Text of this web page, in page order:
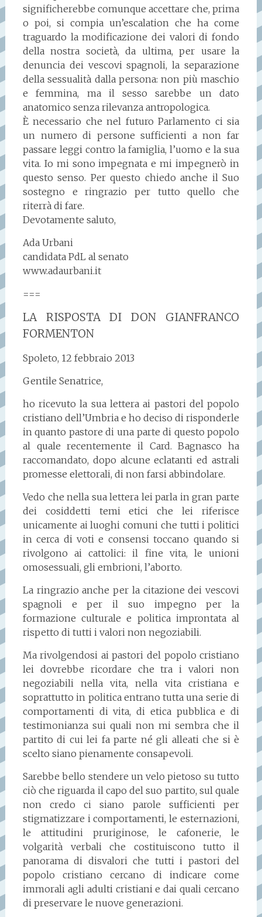
significherebbe comunque accettare che, prima
o poi, si compia un’escalation che ha come
traguardo la modificazione dei valori di fondo
della nostra società, da ultima, per usare la
denuncia dei vescovi spagnoli, la separazione
della sessualità dalla persona: non più maschio
e femmina, ma il sesso sarebbe un dato
anatomico senza rilevanza antropologica.
È necessario che nel futuro Parlamento ci sia
un numero di persone sufficienti a non far
passare leggi contro la famiglia, l’uomo e la sua
vita. Io mi sono impegnata e mi impegnerò in
questo senso. Per questo chiedo anche il Suo
sostegno e ringrazio per tutto quello che
riterrà di fare.
Devotamente saluto,
Ada Urbani
candidata PdL al senato
www.adaurbani.it
===
LA RISPOSTA DI DON GIANFRANCO
FORMENTON
Spoleto, 12 febbraio 2013
Gentile Senatrice,
ho ricevuto la sua lettera ai pastori del popolo
cristiano dell’Umbria e ho deciso di risponderle
in quanto pastore di una parte di questo popolo
al quale recentemente il Card. Bagnasco ha
raccomandato, dopo alcune eclatanti ed astrali
promesse elettorali, di non farsi abbindolare.
Vedo che nella sua lettera lei parla in gran parte
dei cosiddetti temi etici che lei riferisce
unicamente ai luoghi comuni che tutti i politici
in cerca di voti e consensi toccano quando si
rivolgono ai cattolici: il fine vita, le unioni
omosessuali, gli embrioni, l’aborto.
La ringrazio anche per la citazione dei vescovi
spagnoli e per il suo impegno per la
formazione culturale e politica improntata al
rispetto di tutti i valori non negoziabili.
Ma rivolgendosi ai pastori del popolo cristiano
lei dovrebbe ricordare che tra i valori non
negoziabili nella vita, nella vita cristiana e
soprattutto in politica entrano tutta una serie di
comportamenti di vita, di etica pubblica e di
testimonianza sui quali non mi sembra che il
partito di cui lei fa parte né gli alleati che si è
scelto siano pienamente consapevoli.
Sarebbe bello stendere un velo pietoso su tutto
ciò che riguarda il capo del suo partito, sul quale
non credo ci siano parole sufficienti per
stigmatizzare i comportamenti, le esternazioni,
le attitudini pruriginose, le cafonerie, le
volgarità verbali che costituiscono tutto il
panorama di disvalori che tutti i pastori del
popolo cristiano cercano di indicare come
immorali agli adulti cristiani e dai quali cercano
di preservare le nuove generazioni.